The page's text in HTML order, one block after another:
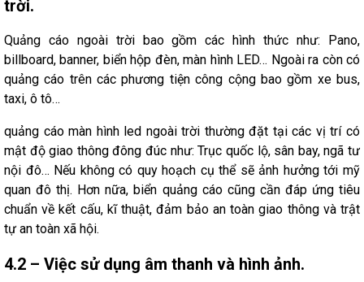
trời.
Quảng cáo ngoài trời bao gồm các hình thức như: Pano,
billboard, banner, biển hộp đèn, màn hình LED… Ngoài ra còn có
quảng cáo trên các phương tiện công cộng bao gồm xe bus,
taxi, ô tô…
quảng cáo màn hình led ngoài trời thường đặt tại các vị trí có
mật độ giao thông đông đúc như: Trục quốc lộ, sân bay, ngã tư
nội đô… Nếu không có quy hoạch cụ thể sẽ ảnh hưởng tới mỹ
quan đô thị. Hơn nữa, biển quảng cáo cũng cần đáp ứng tiêu
chuẩn về kết cấu, kĩ thuật, đảm bảo an toàn giao thông và trật
tự an toàn xã hội.
4.2 – Việc sử dụng âm thanh và hình ảnh.